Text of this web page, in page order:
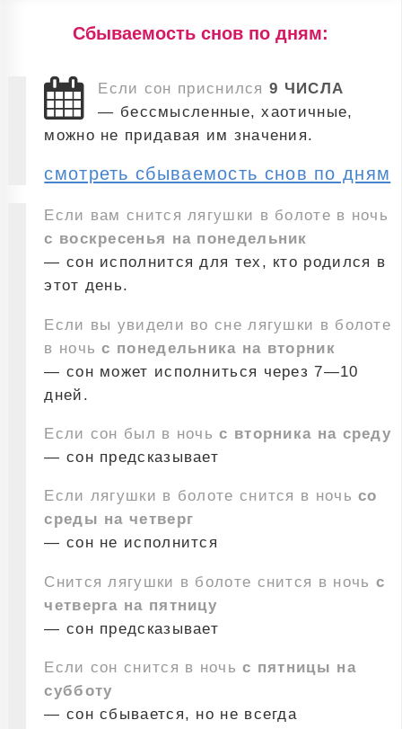
Cбываемость снов по дням:
Если сон приснился 9 ЧИСЛА
— бессмысленные, хаотичные,
можно не придавая им значения.
смотреть сбываемость снов по дням
Если вам снится лягушки в болоте в ночь
с воскресенья на понедельник
— сон исполнится для тех, кто родился в
этот день.
Если вы увидели во сне лягушки в болоте
в ночьс понедельника на вторник
— сон может исполниться через 7—10
дней.
Если сон был в ночьс вторника на среду
— сон предсказывает
Если лягушки в болоте снится в ночьсо
среды на четверг
— сон не исполнится
Снится лягушки в болоте снится в ночь с
четверга на пятницу
— сон предсказывает
Если сон снится в ночьс пятницы на
субботу
— сон сбывается, но не всегда